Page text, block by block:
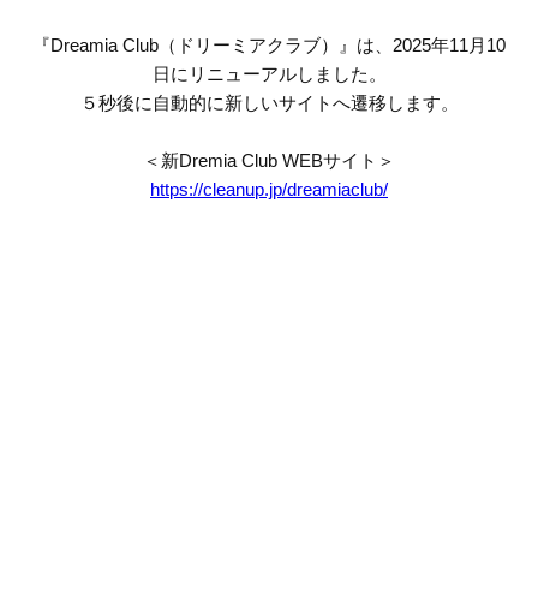
『Dreamia Club（ドリーミアクラブ）』は、2025年11月10
日にリニューアルしました。
５秒後に自動的に新しいサイトへ遷移します。
＜新Dremia Club WEBサイト＞
https://cleanup.jp/dreamiaclub/